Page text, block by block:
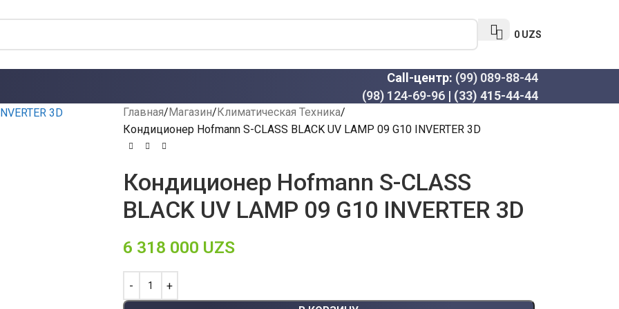
0 UZS
Call-центр: (99) 089-88-44
(98) 124-69-96 | (33) 415-44-44
Главная Магазин Климатическая Техника
Кондиционер Hofmann S-CLASS BLACK UV LAMP 09 G10 INVERTER 3D
Кондиционер Hofmann S-CLASS
BLACK UV LAMP 09 G10 INVERTER 3D
6 318 000 UZS